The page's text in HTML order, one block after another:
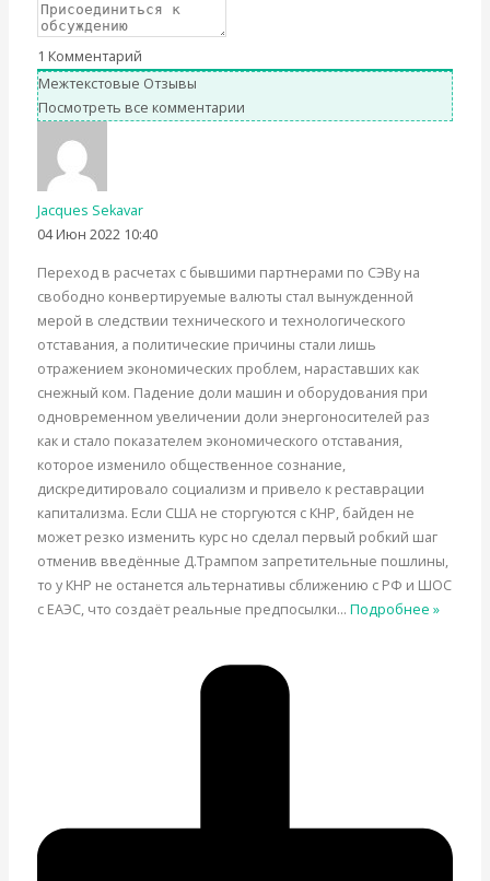
1 Комментарий
Межтекстовые Отзывы
Посмотреть все комментарии
Jacques Sekavar
04 Июн 2022 10:40
Переход в расчетах с бывшими партнерами по СЭВу на
свободно конвертируемые валюты стал вынужденной
мерой в следствии технического и технологического
отставания, а политические причины стали лишь
отражением экономических проблем, нараставших как
снежный ком. Падение доли машин и оборудования при
одновременном увеличении доли энергоносителей раз
как и стало показателем экономического отставания,
которое изменило общественное сознание,
дискредитировало социализм и привело к реставрации
капитализма. Если США не сторгуются с КНР, байден не
может резко изменить курс но сделал первый робкий шаг
отменив введённые Д.Трампом запретительные пошлины,
то у КНР не останется альтернативы сближению с РФ и ШОС
с ЕАЭС, что создаёт реальные предпосылки… Подробнее »